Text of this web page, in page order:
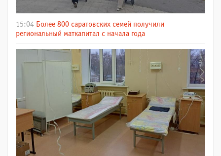
15:04 Более 800 саратовских семей получили
региональный маткапитал с начала года